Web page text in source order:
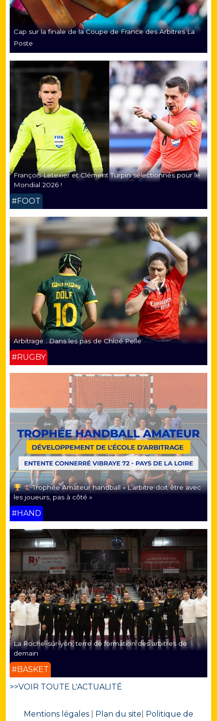
Cap sur la finale de la Coupe de France des Arbitres La
Poste
François Letexier et Clément Turpin sélectionnés pour le
Mondial 2026 !
#FOOT
Arbitrage : Dans les pas de Chloé Pelle
#RUGBY
Trophée Amateur handball « L’arbitre doit être avec
les joueurs, pas à côté »
#HAND
La Roche-sur-yon, terre de formation des arbitres de
demain
#BASKET
>>VOIR TOUTE L'ACTUALITÉ
Mentions légales Plan du site Politique de